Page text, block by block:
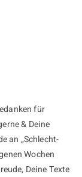
für
& Deine
an „Schlecht-
Wochen
Deine Texte